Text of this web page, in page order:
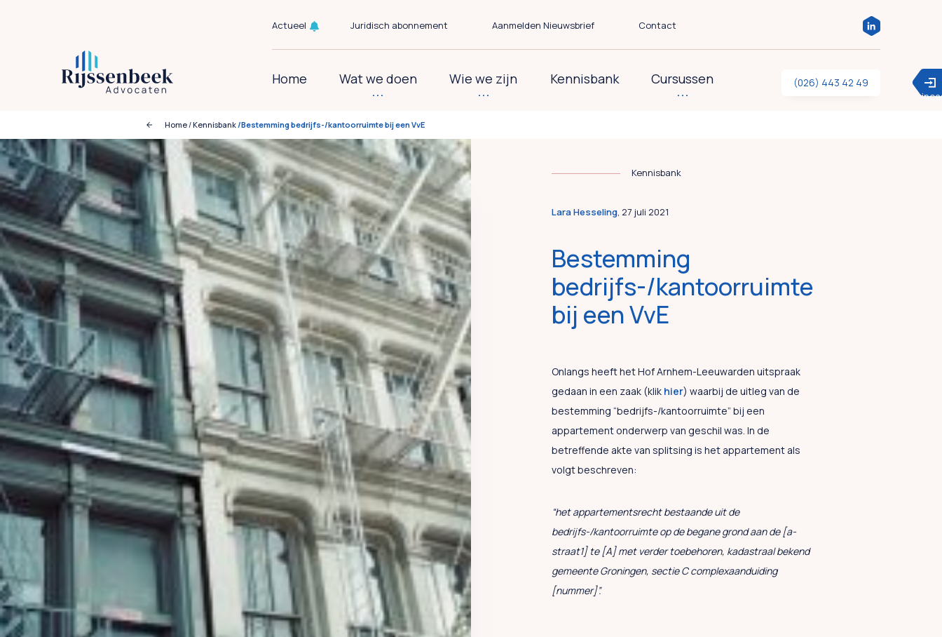
Actueel Juridisch abonnement Aanmelden Nieuwsbrief Contact
Home Wat we doen Wie we zijn Kennisbank Cursussen (026) 443 42 49
Home/Kennisbank/Bestemming bedrijfs-/kantoorruimte bij een VvE
Kennisbank
Lara Hesseling, 27 juli 2021
Bestemming
bedrijfs-/kantoorruimte
bij een VvE
Onlangs heeft het Hof Arnhem-Leeuwarden uitspraak
gedaan in een zaak (klik hier) waarbij de uitleg van de
bestemming “bedrijfs-/kantoorruimte” bij een
appartement onderwerp van geschil was. In de
betreffende akte van splitsing is het appartement als
volgt beschreven:
“het appartementsrecht bestaande uit de
bedrijfs-/kantoorruimte op de begane grond aan de [a-
straat1] te [A] met verder toebehoren, kadastraal bekend
gemeente Groningen, sectie C complexaanduiding
[nummer]”.